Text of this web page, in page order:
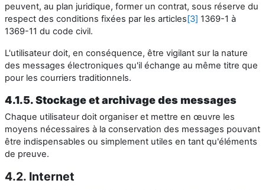
peuvent, au plan juridique, former un contrat, sous réserve du
respect des conditions fixées par les articles[3] 1369-1 à
1369-11 du code civil.
L'utilisateur doit, en conséquence, être vigilant sur la nature
des messages électroniques qu'il échange au même titre que
pour les courriers traditionnels.
4.1.5. Stockage et archivage des messages
Chaque utilisateur doit organiser et mettre en œuvre les
moyens nécessaires à la conservation des messages pouvant
être indispensables ou simplement utiles en tant qu'éléments
de preuve.
4.2. Internet